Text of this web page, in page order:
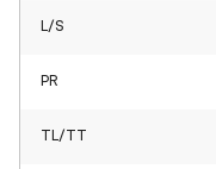
L/S
PR
TL/TT